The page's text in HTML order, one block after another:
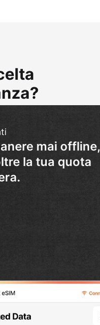
mai offline,
la tua quota